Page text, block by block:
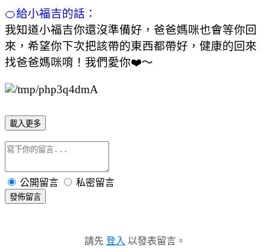
🍊給小福吉的話：
我知道小福吉你還沒準備好，爸爸媽咪也會等你回
來，希望你下次把該帶的東西都帶好，健康的回來
找爸爸媽咪唷！我們愛你❤️～
載入更多
公開留言 私密留言
發佈留言
請先 登入 以發表留言。